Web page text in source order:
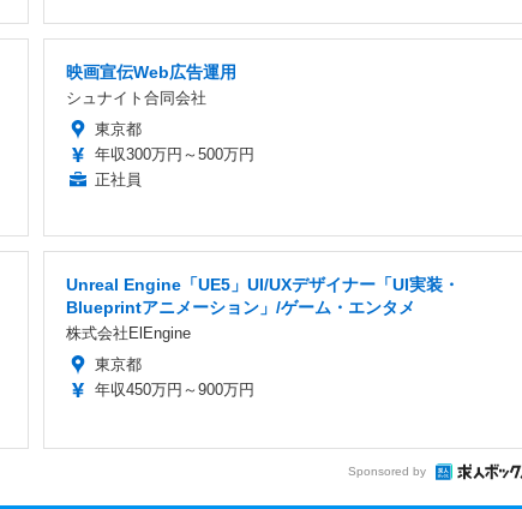
映画宣伝Web広告運用
シュナイト合同会社
東京都
年収300万円～500万円
正社員
Unreal Engine「UE5」UI/UXデザイナー「UI実装・
Blueprintアニメーション」/ゲーム・エンタメ
株式会社ElEngine
東京都
年収450万円～900万円
Sponsored by